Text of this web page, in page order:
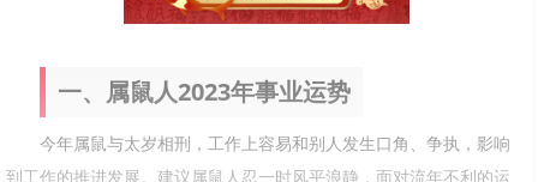
一、属鼠人2023年事业运势
今年属鼠与太岁相刑，工作上容易和别人发生口角、争执，影响
到工作的推进发展。建议属鼠人忍一时风平浪静，面对流年不利的运